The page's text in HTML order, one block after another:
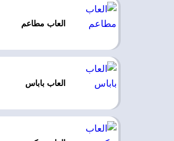
العاب مطاعم
العاب باباس